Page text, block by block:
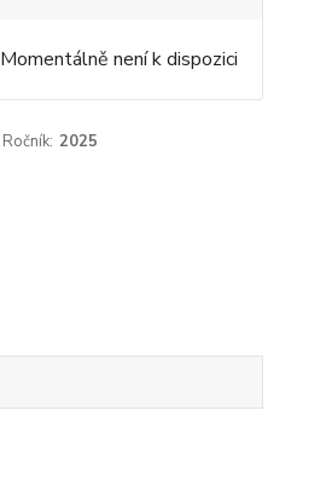
Momentálně není k dispozici
Ročník: 2025